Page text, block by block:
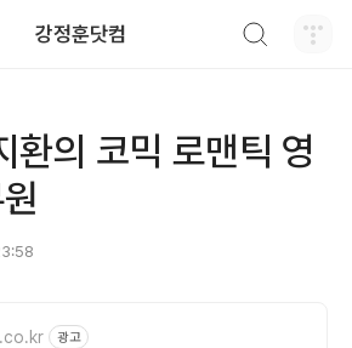
강정훈닷컴
환의 코믹 로맨틱 영
광고